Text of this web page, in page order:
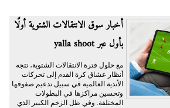
أخبار سوق الانتقالات الشتوية أولًا
بأول عبر yalla shoot
مع حلول فترة الانتقالات الشتوية، تتجه
أنظار عشاق كرة القدم إلى تحركات
الأندية العالمية في سبيل تدعيم صفوفها
وتحسين مراكزها في البطولات
المختلفة. وفي ظل الزخم الكبير الذي